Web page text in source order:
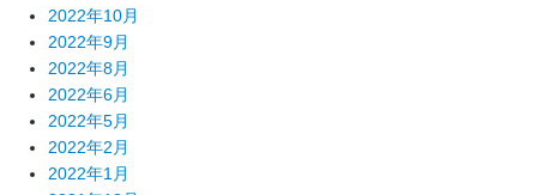
2022年10月
2022年9月
2022年8月
2022年6月
2022年5月
2022年2月
2022年1月